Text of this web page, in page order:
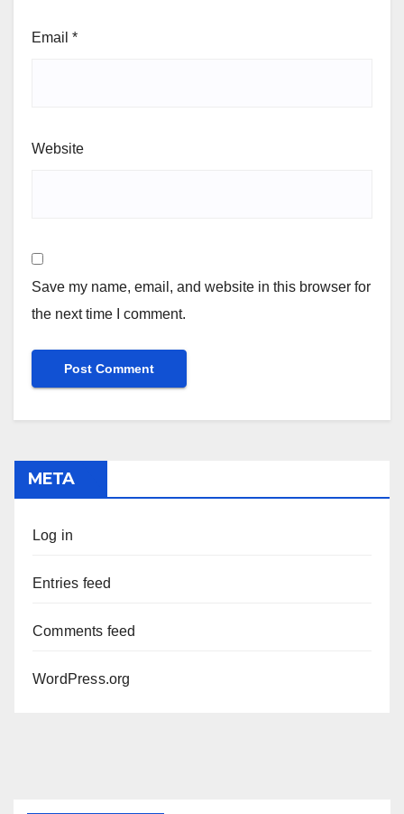
Email *
Website
Save my name, email, and website in this browser for
the next time I comment.
META
Log in
Entries feed
Comments feed
WordPress.org